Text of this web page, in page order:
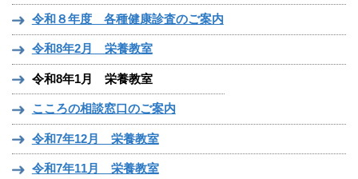
令和８年度 各種健康診査のご案内
令和8年2月 栄養教室
令和8年1月 栄養教室
こころの相談窓口のご案内
令和7年12月 栄養教室
令和7年11月 栄養教室